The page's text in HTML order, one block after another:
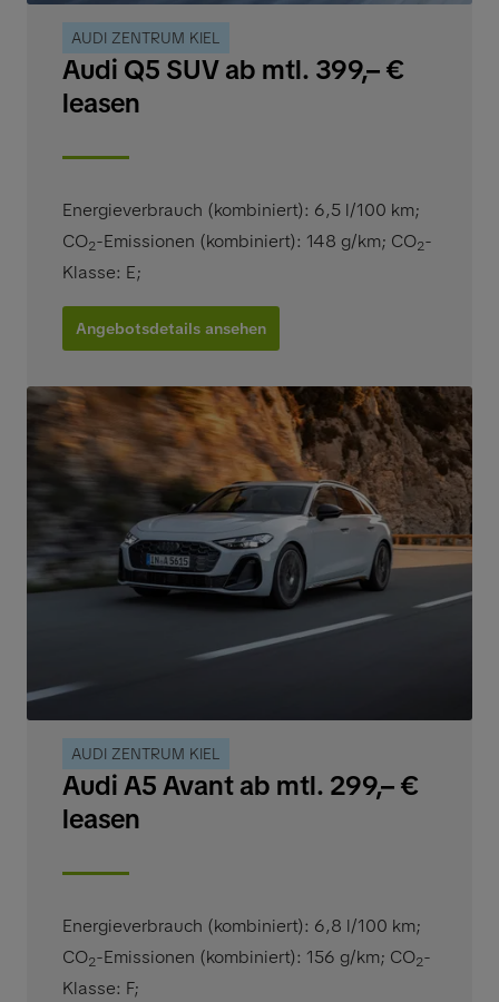
AUDI ZENTRUM KIEL
Audi Q5 SUV ab mtl. 399,– €
leasen
Energieverbrauch (kombiniert): 6,5 l/100 km;
CO2-Emissionen (kombiniert): 148 g/km; CO2-
Klasse: E;
Angebotsdetails ansehen
AUDI ZENTRUM KIEL
Audi A5 Avant ab mtl. 299,– €
leasen
Energieverbrauch (kombiniert): 6,8 l/100 km;
CO2-Emissionen (kombiniert): 156 g/km; CO2-
Klasse: F;